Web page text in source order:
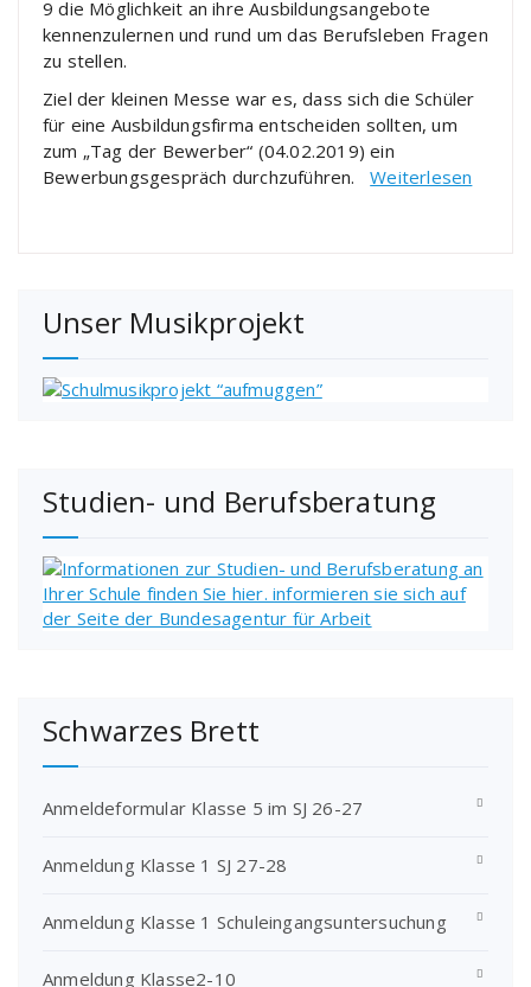
9 die Möglichkeit an ihre Ausbildungsangebote
kennenzulernen und rund um das Berufsleben Fragen
zu stellen.
Ziel der kleinen Messe war es, dass sich die Schüler
für eine Ausbildungsfirma entscheiden sollten, um
zum „Tag der Bewerber“ (04.02.2019) ein
Bewerbungsgespräch durchzuführen.Weiterlesen
Unser Musikprojekt
Studien- und Berufsberatung
Schwarzes Brett
Anmeldeformular Klasse 5 im SJ 26-27
Anmeldung Klasse 1 SJ 27-28
Anmeldung Klasse 1 Schuleingangsuntersuchung
Anmeldung Klasse2-10